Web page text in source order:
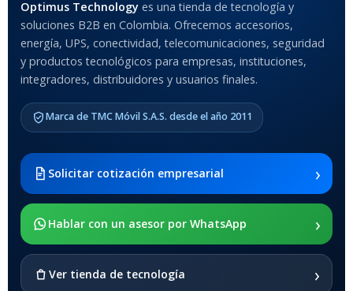
Optimus Technology es una tienda de tecnología y
soluciones B2B en Colombia. Ofrecemos accesorios,
energía, UPS, conectividad, telecomunicaciones, seguridad
y productos tecnológicos para empresas, instituciones,
integradores, distribuidores y usuarios finales.
Marca de TMC Móvil S.A.S. desde el año 2011
Solicitar cotización empresarial ›
Hablar con un asesor por WhatsApp ›
Ver tienda de tecnología ›